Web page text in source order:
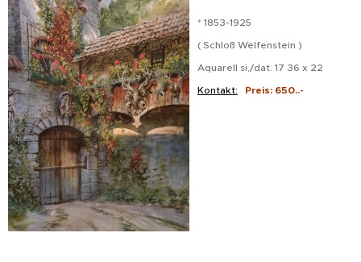
* 1853-1925
( Schloß Welfenstein )
Aquarell si,/dat. 17 36 x 22
Kontakt:
Preis: 650..-